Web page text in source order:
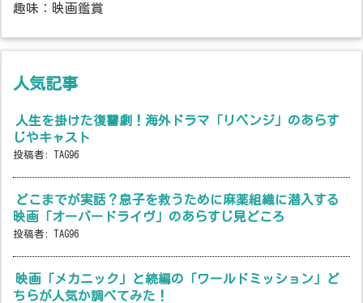
趣味：映画鑑賞
人気記事
人生を掛けた復讐劇！海外ドラマ「リベンジ」のあらす
じやキャスト
投稿者: TAG96
どこまでが実話？息子を救うために麻薬組織に潜入する
映画「オーバードライヴ」のあらすじ見どころ
投稿者: TAG96
映画「メカニック」と続編の「ワールドミッション」ど
ちらが人気か調べてみた！